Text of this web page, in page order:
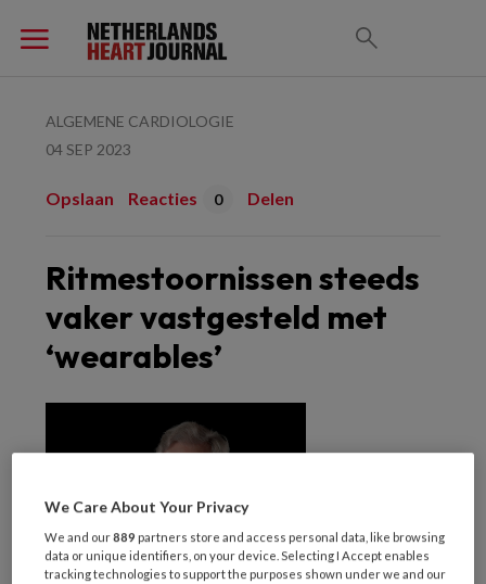
ALGEMENE CARDIOLOGIE
04 SEP 2023
Opslaan Reacties 0 Delen
Ritmestoornissen steeds
vaker vastgesteld met
‘wearables’
We Care About Your Privacy
We and our889 partners store and access personal data, like browsing
data or unique identifiers, on your device. Selecting I Accept enables
tracking technologies to support the purposes shown under we and our